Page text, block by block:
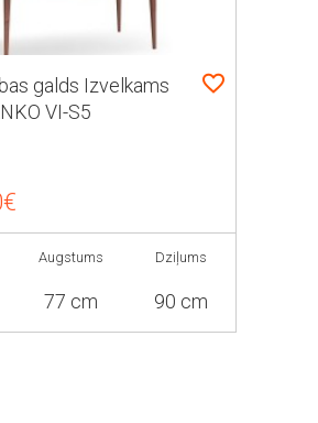
galds Izvelkams
VI-S5
Augstums
77 cm
Dziļums
90 cm